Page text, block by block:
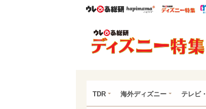
ウレぴあ総研ハピママ*
TDR 海外ディズニー テレビ